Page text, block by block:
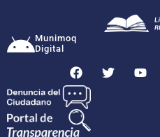
Munimoq
Digital